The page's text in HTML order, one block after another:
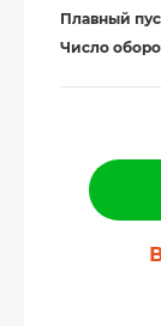
Плавный
Число